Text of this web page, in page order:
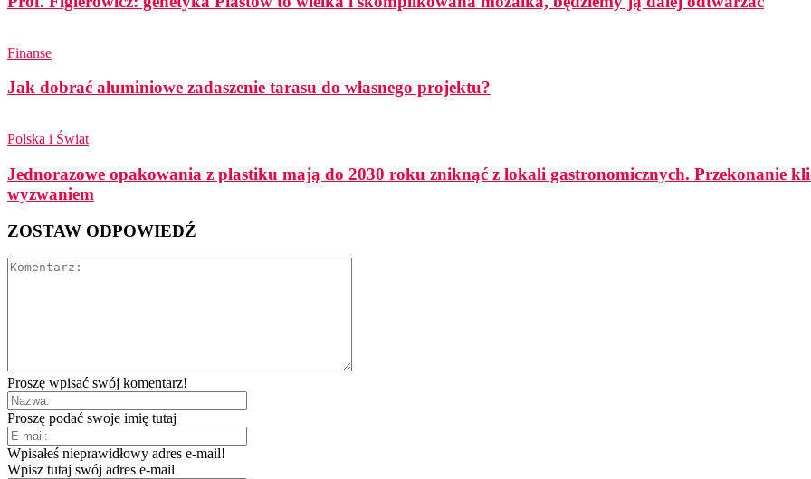
Finanse
Jak dobrać aluminiowe zadaszenie tarasu do własnego projektu?
Polska i Świat
Jednorazowe opakowania z plastiku mają do 2030 roku zniknąć z lokali gastronomicznych. Przekonanie
wyzwaniem
ZOSTAW ODPOWIEDŹ
Proszę wpisać swój komentarz!
Proszę podać swoje imię tutaj
Wpisałeś nieprawidłowy adres e-mail!
Wpisz tutaj swój adres e-mail